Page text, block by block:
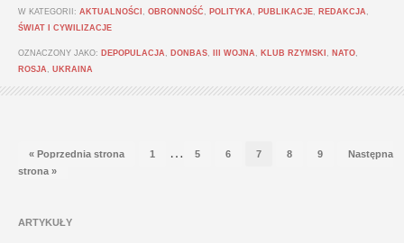
W KATEGORII: AKTUALNOŚCI OBRONNOŚĆ POLITYKA PUBLIKACJE REDAKCJA
ŚWIAT I CYWILIZACJE
OZNACZONY JAKO: DEPOPULACJA DONBAS III WOJNA KLUB RZYMSKI NATO
ROSJA
UKRAINA
« Poprzednia strona 1 … 5 6 7 8 9
Następna
strona »
ARTYKUŁY